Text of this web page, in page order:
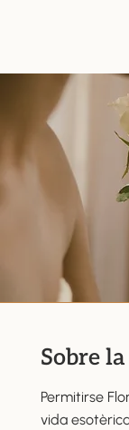
Sobre
Permitirse
vida